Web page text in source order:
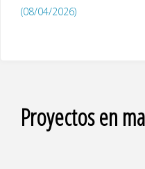
(08/04/2026)
Proyectos en